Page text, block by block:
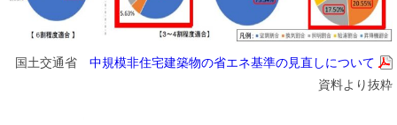
国土交通省 中規模非住宅建築物の省エネ基準の見直しについて
資料より抜粋